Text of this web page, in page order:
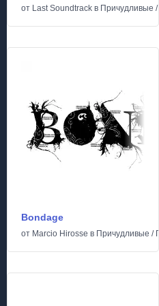
от Last Soundtrack в Причудливые /
Bondage
от Marcio Hirosse в Причудливые /